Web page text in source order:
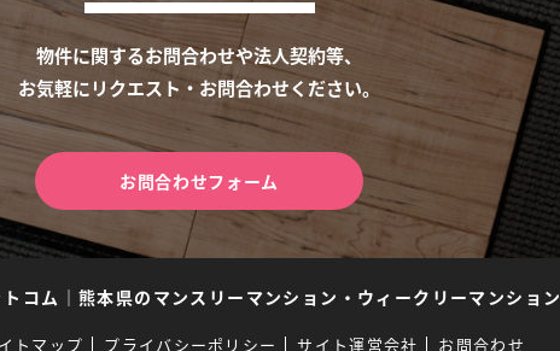
物件に関するお問合わせや法人契約等、
お気軽にリクエスト・お問合わせください。
お問合わせフォーム
コム ｜ 熊本県のマンスリーマンション・ウィークリーマンション
トマップ プライバシーポリシー サイト運営会社 お問合わせ